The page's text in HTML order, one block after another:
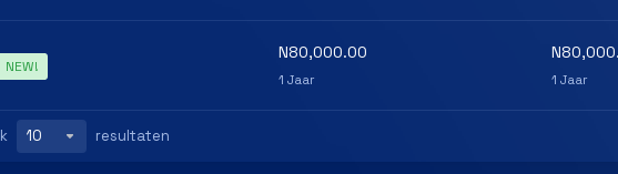
NEW!
N80,000.00
1 Jaar 1 Jaar
resultaten